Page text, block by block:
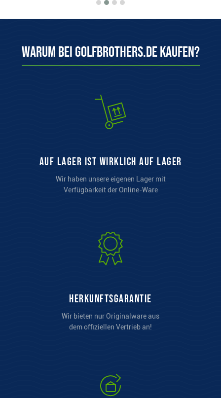
Warum bei Golfbrothers.de kaufen?
auf Lager ist wirklich auf Lager
Wir haben unsere eigenen Lager mit
Verfügbarkeit der Online-Ware
Herkunftsgarantie
Wir bieten nur Originalware aus
dem offiziellen Vertrieb an!